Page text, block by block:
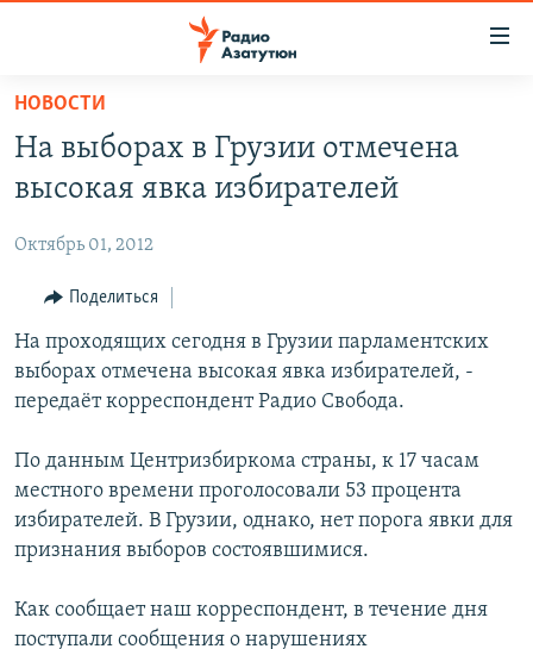
Перейти
основному
содержанию
навигации
Перейти
поиску
ОБЩЕСТВО
ЭКОНОМИКА
РЕГИОН
НАГОРНЫЙ КАРАБАХ
СПОРТ
АРХИВ
English
НОВОСТИ
На выборах в Грузии отмечена
высокая явка избирателей
Октябрь 01, 2012
Поделиться
На проходящих сегодня в Грузии парламентских
выборах отмечена высокая явка избирателей, -
передаёт корреспондент Радио Свобода.
По данным Центризбиркома страны, к 17 часам
местного времени проголосовали 53 процента
избирателей. В Грузии, однако, нет порога явки для
признания выборов состоявшимися.
Как сообщает наш корреспондент, в течение дня
поступали сообщения о нарушениях